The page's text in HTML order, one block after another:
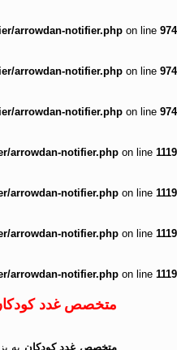
arrowdan-notifier.php on line 974
arrowdan-notifier.php on line 974
arrowdan-notifier.php on line 974
arrowdan-notifier.php on line 1119
arrowdan-notifier.php on line 1119
arrowdan-notifier.php on line 1119
arrowdan-notifier.php on line 1119
متخصص غدد
متخصص غدد کودکان به